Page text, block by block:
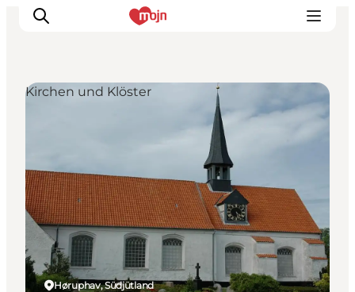
Events
Übernachtung
Plane deine Reise
Booking
Høruphav, Südjütland
Kirchen und Klöster